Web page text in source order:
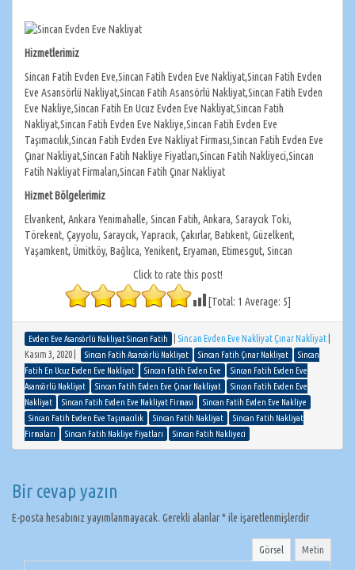
Hizmetlerimiz
Sincan Fatih Evden Eve,Sincan Fatih Evden Eve Nakliyat,Sincan Fatih Evden
Eve Asansörlü Nakliyat,Sincan Fatih Asansörlü Nakliyat,Sincan Fatih Evden
Eve Nakliye,Sincan Fatih En Ucuz Evden Eve Nakliyat,Sincan Fatih
Nakliyat,Sincan Fatih Evden Eve Nakliye,Sincan Fatih Evden Eve
Taşımacılık,Sincan Fatih Evden Eve Nakliyat Firması,Sincan Fatih Evden Eve
Çınar Nakliyat,Sincan Fatih Nakliye Fiyatları,Sincan Fatih Nakliyeci,Sincan
Fatih Nakliyat Firmaları,Sincan Fatih Çınar Nakliyat
Hizmet Bölgelerimiz
Elvankent, Ankara Yenimahalle, Sincan Fatih, Ankara, Saraycık Toki,
Törekent, Çayyolu, Saraycık, Yapracık, Çakırlar, Batıkent, Güzelkent,
Yaşamkent, Ümitköy, Bağlıca, Yenikent, Eryaman, Etimesgut, Sincan
Click to rate this post!
[Total: 1 Average: 5]
Evden Eve Asansörlü Nakliyat Sincan Fatih Sincan Evden Eve Nakliyat Çınar Nakliyat
Kasım 3, 2020
Sincan Fatih Asansörlü Nakliyat Sincan Fatih Çınar Nakliyat
Sincan
Fatih En Ucuz Evden Eve Nakliyat
Sincan Fatih Evden Eve
Sincan Fatih Evden Eve
Asansörlü Nakliyat
Sincan Fatih Evden Eve Çınar Nakliyat
Sincan Fatih Evden Eve
Nakliyat
Sincan Fatih Evden Eve Nakliyat Firması
Sincan Fatih Evden Eve Nakliye
Sincan Fatih Evden Eve Taşımacılık
Sincan Fatih Nakliyat
Sincan Fatih Nakliyat
Firmaları
Sincan Fatih Nakliye Fiyatları Sincan Fatih Nakliyeci
Bir cevap yazın
E-posta hesabınız yayımlanmayacak. Gerekli alanlar*ile işaretlenmişlerdir
Görsel Metin